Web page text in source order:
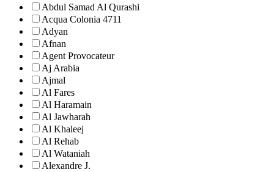
Abdul Samad Al Qurashi
Acqua Colonia 4711
Adyan
Afnan
Agent Provocateur
Aj Arabia
Ajmal
Al Fares
Al Haramain
Al Jawharah
Al Khaleej
Al Rehab
Al Wataniah
Alexandre J.